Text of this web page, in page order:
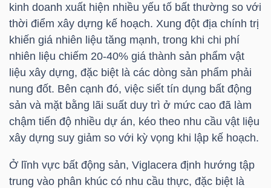
kinh doanh xuất hiện nhiều yếu tố bất thường so với
thời điểm xây dựng kế hoạch. Xung đột địa chính trị
khiến giá nhiên liệu tăng mạnh, trong khi chi phí
nhiên liệu chiếm 20-40% giá thành sản phẩm vật
liệu xây dựng, đặc biệt là các dòng sản phẩm phải
nung đốt. Bên cạnh đó, việc siết tín dụng bất động
sản và mặt bằng lãi suất duy trì ở mức cao đã làm
chậm tiến độ nhiều dự án, kéo theo nhu cầu vật liệu
xây dựng suy giảm so với kỳ vọng khi lập kế hoạch.
Ở lĩnh vực bất động sản, Viglacera định hướng tập
trung vào phân khúc có nhu cầu thực, đặc biệt là
PHIẾU
PHÁI
SINH
TRÁI